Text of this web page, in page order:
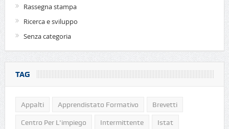
Rassegna stampa
Ricerca e sviluppo
Senza categoria
TAG
Appalti Apprendistato Formativo Brevetti
Centro Per L'impiego Intermittente Istat